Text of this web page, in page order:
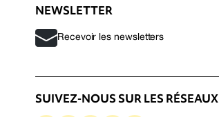
NEWSLETTER
Recevoir les newsletters
SUIVEZ-NOUS SUR LES RÉSEAUX